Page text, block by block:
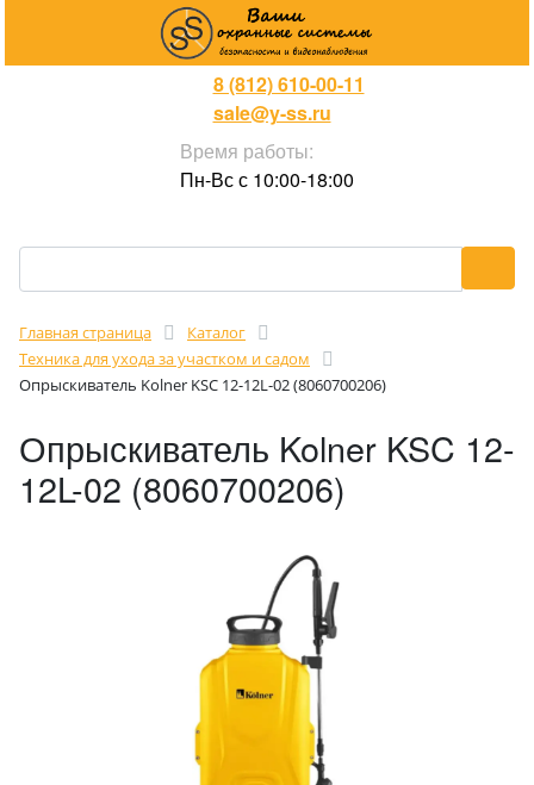
8 (812) 610-00-11
sale@y-ss.ru
Время работы:
Пн-Вс с 10:00-18:00
Главная страница
Каталог
Техника для ухода за участком и садом
Опрыскиватель Kolner KSC 12-12L-02 (8060700206)
Опрыскиватель Kolner KSC 12-
12L-02 (8060700206)